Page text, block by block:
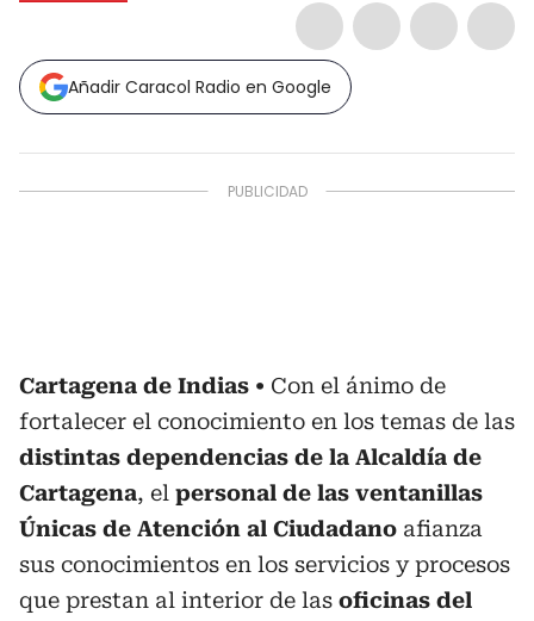
Añadir Caracol Radio en Google
Cartagena de Indias
Con el ánimo de
fortalecer el conocimiento en los temas de las
distintas dependencias de la Alcaldía de
Cartagena, el personal de las ventanillas
Únicas de Atención al Ciudadano afianza
sus conocimientos en los servicios y procesos
que prestan al interior de las oficinas del